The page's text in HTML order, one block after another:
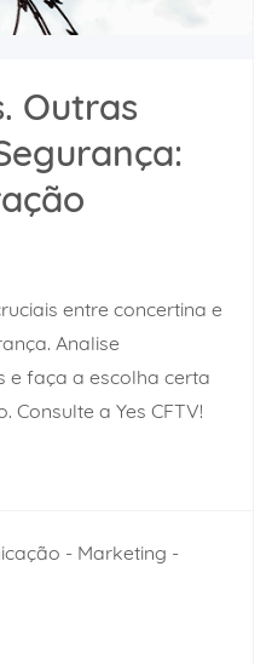
Outras
entre concertina e
Analise
e faça a escolha certa
a Yes CFTV!
- Marketing -